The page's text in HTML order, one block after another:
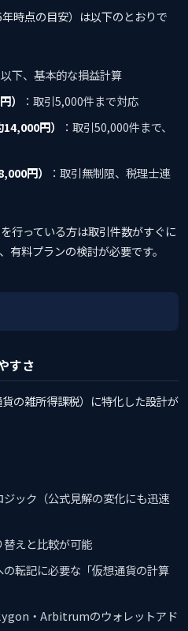
時点の目安）は以下のとおりで
下、基本的な損益計算
）
：取引5,000件まで対応
円）
：取引50,000件まで、
円）
：取引無制限、税理士連
行っている方は取引件数がすぐに
有料プランの検討が必要です。
すさ
の雑所得課税）に特化した設計が
ック（公式見解の変化にも迅速
えと比較が可能
転記に必要な「仮想通貨の計算
・Arbitrumのウォレットアド